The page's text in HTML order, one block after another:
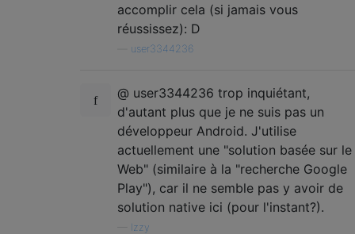
accomplir cela (si jamais vous
réussissez): D
user3344236
@ user3344236 trop inquiétant,
d'autant plus que je ne suis pas un
développeur Android. J'utilise
actuellement une "solution basée sur le
Web" (similaire à la "recherche Google
Play"), car il ne semble pas y avoir de
solution native ici (pour l'instant?).
Izzy